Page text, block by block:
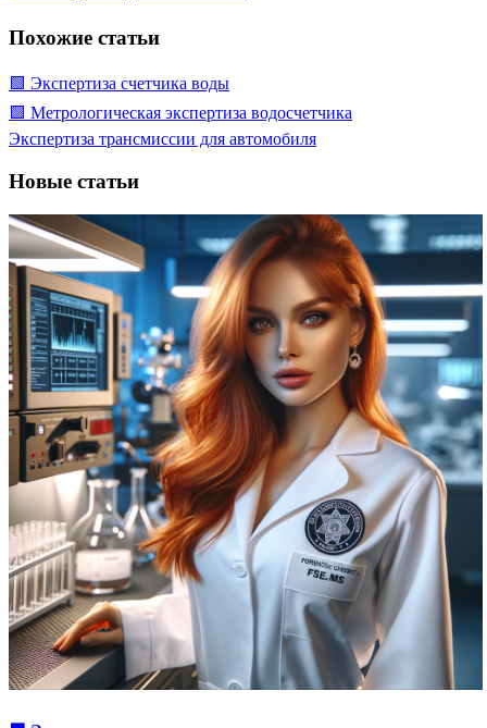
Похожие статьи
🟩 Экспертиза счетчика воды
🟩 Метрологическая экспертиза водосчетчика
Экспертиза трансмиссии для автомобиля
Новые статьи